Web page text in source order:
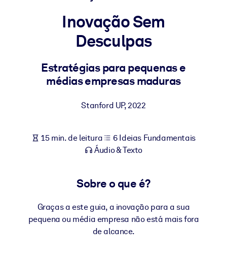
Leve conhecimento verificado e conciso para seu LMS/LXP para
resultados de aprendizagem mais sólidos.
Enriqueça sua biblioteca corporativa com conhecimento de
Para sistemas de IA
Inovação Sem
Desculpas
Estratégias para pequenas e
médias empresas maduras
Stanford UP,2022
15 min. de leitura
6 Ideias Fundamentais
Áudio & Texto
Sobre o que é?
Graças a este guia, a inovação para a sua
pequena ou média empresa não está mais fora
de alcance.